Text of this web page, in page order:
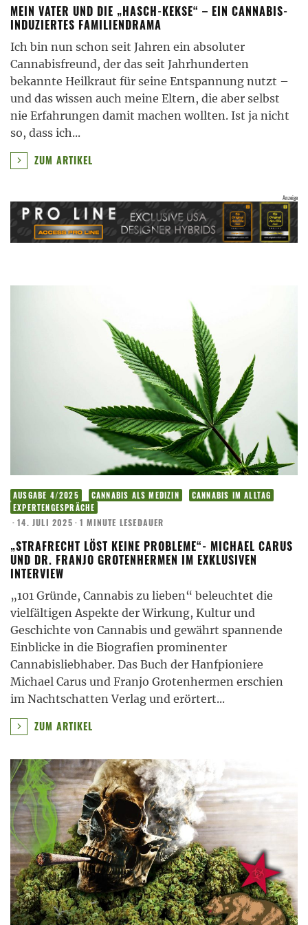
MEIN VATER UND DIE „HASCH-KEKSE“ – EIN CANNABIS-
INDUZIERTES FAMILIENDRAMA
Ich bin nun schon seit Jahren ein absoluter
Cannabisfreund, der das seit Jahrhunderten
bekannte Heilkraut für seine Entspannung nutzt –
und das wissen auch meine Eltern, die aber selbst
nie Erfahrungen damit machen wollten. Ist ja nicht
so, dass ich...
ZUM ARTIKEL
AUSGABE 4/2025 CANNABIS ALS MEDIZIN
CANNABIS IM ALLTAG
EXPERTENGESPRÄCHE
· 14. JULI 2025 · 1 MINUTE LESEDAUER
„STRAFRECHT LÖST KEINE PROBLEME“- MICHAEL CARUS
UND DR. FRANJO GROTENHERMEN IM EXKLUSIVEN
INTERVIEW
„101 Gründe, Cannabis zu lieben“ beleuchtet die
vielfältigen Aspekte der Wirkung, Kultur und
Geschichte von Cannabis und gewährt spannende
Einblicke in die Biografien prominenter
Cannabisliebhaber. Das Buch der Hanfpioniere
Michael Carus und Franjo Grotenhermen erschien
im Nachtschatten Verlag und erörtert...
ZUM ARTIKEL